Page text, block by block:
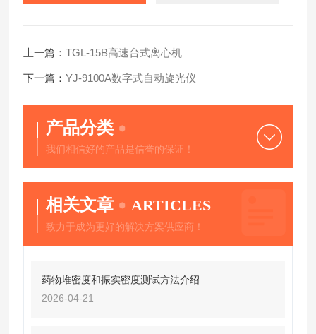
上一篇：TGL-15B高速台式离心机
下一篇：YJ-9100A数字式自动旋光仪
产品分类
我们相信好的产品是信誉的保证！
相关文章 ARTICLES
致力于成为更好的解决方案供应商！
药物堆密度和振实密度测试方法介绍
2026-04-21